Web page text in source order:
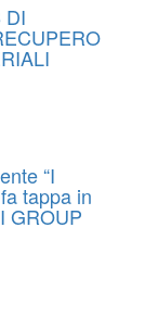
DI
“I
tappa in
GROUP